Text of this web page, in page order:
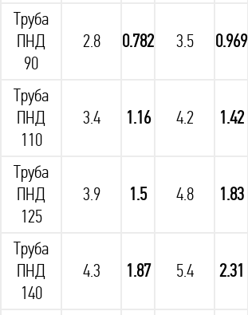
Труба
ПНД
90
2.8 0.782 3.5 0.969
Труба
ПНД
110
3.4 1.16 4.2 1.42
Труба
ПНД
125
3.9 1.5 4.8 1.83
Труба
ПНД
140
4.3 1.87 5.4 2.31